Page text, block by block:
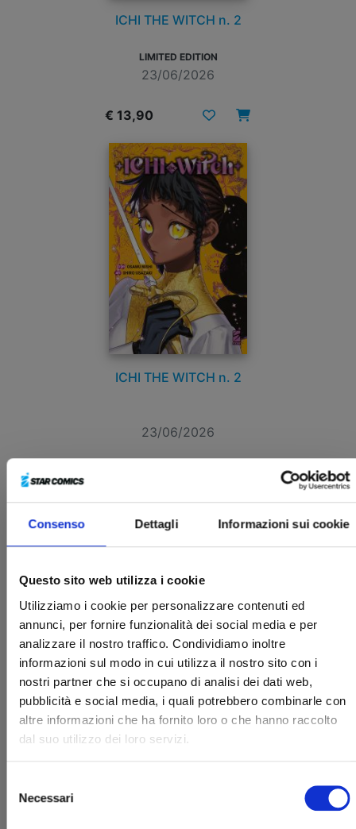
Consenso Dettagli Informazioni sui cookie
Questo sito web utilizza i cookie
Utilizziamo i cookie per personalizzare contenuti ed
annunci, per fornire funzionalità dei social media e per
analizzare il nostro traffico. Condividiamo inoltre
informazioni sul modo in cui utilizza il nostro sito con i
nostri partner che si occupano di analisi dei dati web,
pubblicità e social media, i quali potrebbero combinarle con
altre informazioni che ha fornito loro o che hanno raccolto
dal suo utilizzo dei loro servizi.
delNecessari
ICHI THE WITCH n. 2
LIMITED EDITION
23/06/2026
€ 13,90
ICHI THE WITCH n. 2
23/06/2026
ICHI THE WITCH n. 1